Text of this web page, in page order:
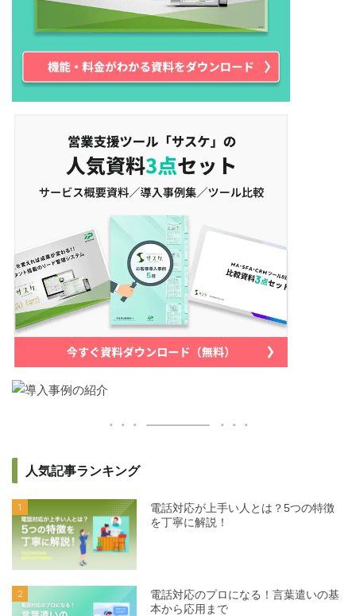
人気記事ランキング
1
電話対応が上手い人とは？5つの特徴
を丁寧に解説！
2
電話対応のプロになる！言葉遣いの基
本から応用まで